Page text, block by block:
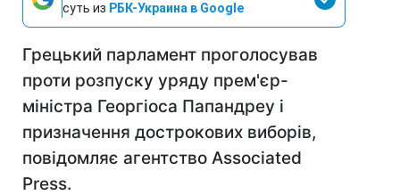
суть из РБК-Украина в Google
Грецький парламент проголосував
проти розпуску уряду прем'єр-
міністра Георгіоса Папандреу і
призначення дострокових виборів,
повідомляє агентство Associated
Press.